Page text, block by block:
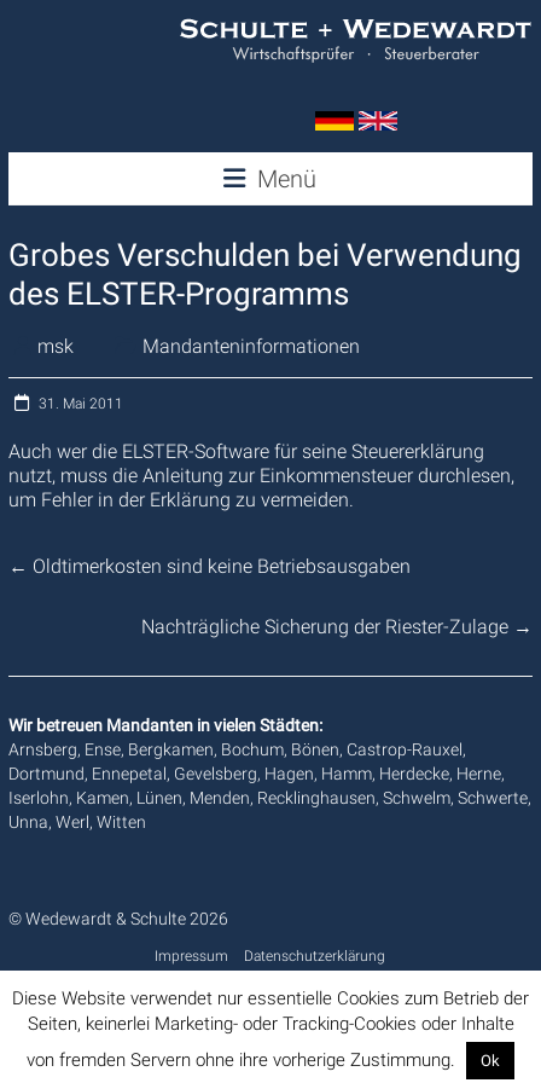
Wedewardt
&
Schulte
Menü
Grobes Verschulden bei Verwendung
des ELSTER-Programms
msk Mandanteninformationen
31. Mai 2011
Auch wer die ELSTER-Software für seine Steuererklärung
nutzt, muss die Anleitung zur Einkommensteuer durchlesen,
um Fehler in der Erklärung zu vermeiden.
← Oldtimerkosten sind keine Betriebsausgaben
Nachträgliche Sicherung der Riester-Zulage →
Wir betreuen Mandanten in vielen Städten:
Arnsberg, Ense, Bergkamen, Bochum, Bönen, Castrop-Rauxel,
Dortmund, Ennepetal, Gevelsberg, Hagen, Hamm, Herdecke, Herne,
Iserlohn, Kamen, Lünen, Menden, Recklinghausen, Schwelm, Schwerte,
Unna, Werl, Witten
© Wedewardt & Schulte 2026
Impressum Datenschutzerklärung
Diese Website verwendet nur essentielle Cookies zum Betrieb der
Seiten, keinerlei Marketing- oder Tracking-Cookies oder Inhalte
von fremden Servern ohne ihre vorherige Zustimmung.
Ok